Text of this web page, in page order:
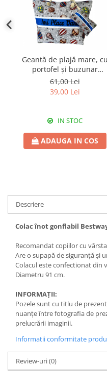
Geantă de plajă mare, cu
portofel și buzunar
interior KD2418
61,00 Lei
39,00 Lei
IN STOC
ADAUGA IN COS
Descriere
Colac înot gonflabil
Recomandat copiilor cu
Are o supapă de siguranță și
Colacul este confectionat din
Diametru 91 cm.
INFORMAȚII:
Pozele sunt cu titlu de
nuanțe între fotografia de
prelucrării imaginii.
Informatii conformitate
Review-uri(0)